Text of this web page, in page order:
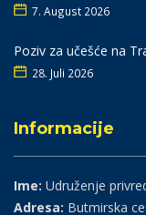
7. August 2026
Poziv za učešće na
28. Juli 2026
Informacije
Ime: Udruženje
Adresa: Butmirska